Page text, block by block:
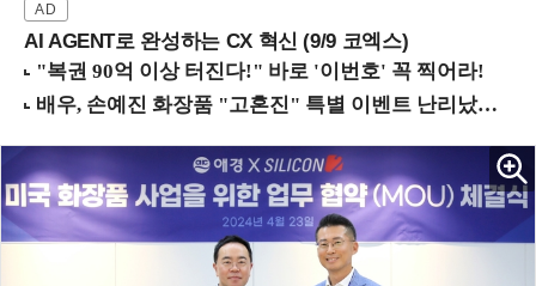
AI AGENT로 완성하는 CX 혁신 (9/9 코엑스)